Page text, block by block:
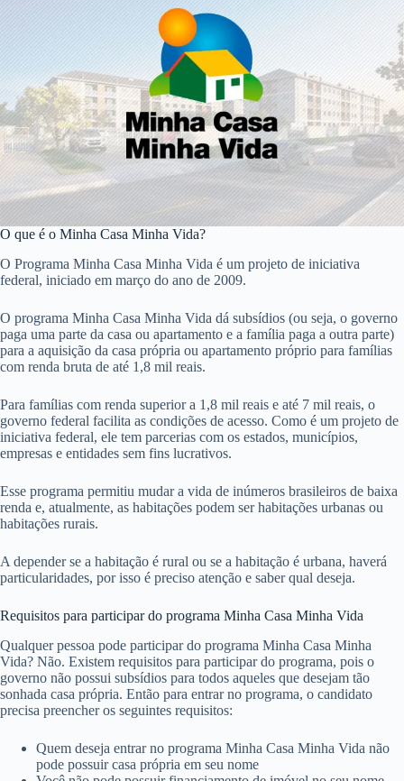
O que é o Minha Casa Minha Vida?
O Programa Minha Casa Minha Vida é um projeto de iniciativa
federal, iniciado em março do ano de 2009.
O programa Minha Casa Minha Vida dá subsídios (ou seja, o governo
paga uma parte da casa ou apartamento e a família paga a outra parte)
para a aquisição da casa própria ou apartamento próprio para famílias
com renda bruta de até 1,8 mil reais.
Para famílias com renda superior a 1,8 mil reais e até 7 mil reais, o
governo federal facilita as condições de acesso. Como é um projeto de
iniciativa federal, ele tem parcerias com os estados, municípios,
empresas e entidades sem fins lucrativos.
Esse programa permitiu mudar a vida de inúmeros brasileiros de baixa
renda e, atualmente, as habitações podem ser habitações urbanas ou
habitações rurais.
A depender se a habitação é rural ou se a habitação é urbana, haverá
particularidades, por isso é preciso atenção e saber qual deseja.
Requisitos para participar do programa Minha Casa Minha Vida
Qualquer pessoa pode participar do programa Minha Casa Minha
Vida? Não. Existem requisitos para participar do programa, pois o
governo não possui subsídios para todos aqueles que desejam tão
sonhada casa própria. Então para entrar no programa, o candidato
precisa preencher os seguintes requisitos:
Quem deseja entrar no programa Minha Casa Minha Vida não
pode possuir casa própria em seu nome